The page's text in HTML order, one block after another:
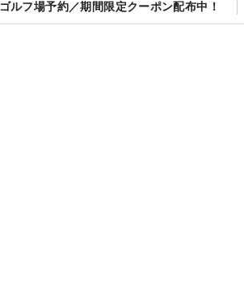
ゴルフ場予約／期間限定クーポン配布中！